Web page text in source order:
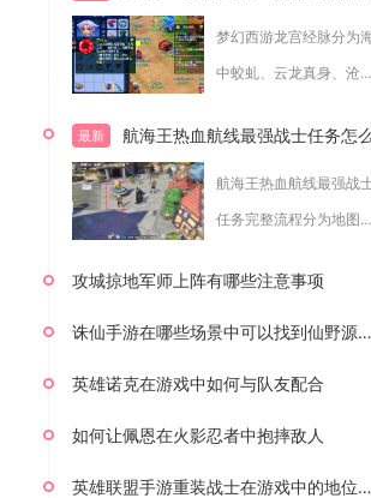
梦幻西游龙宫经脉分为
中蛟虬、云龙真身、沧海
最新 航海王热血航线最强战士任务怎
航海王热血航线最强战
任务完整流程分为地图传
攻城掠地军师上阵有哪些注意事项
诛仙手游在哪些场景中可以找到仙野源并蒂花
英雄诺克在游戏中如何与队友配合
如何让佩恩在火影忍者中抱摔敌人
英雄联盟手游重装战士在游戏中的地位如何